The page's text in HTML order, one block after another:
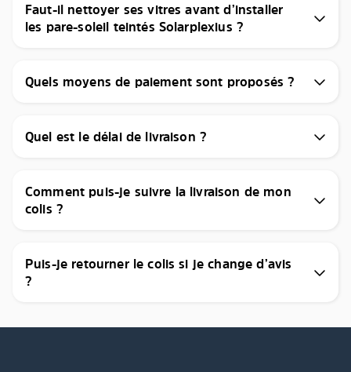
Faut-il nettoyer ses vitres avant d’installer
les pare-soleil teintés Solarplexius ?
Quels moyens de paiement sont proposés ?
Quel est le délai de livraison ?
Comment puis-je suivre la livraison de mon
colis ?
Puis-je retourner le colis si je change d’avis
?